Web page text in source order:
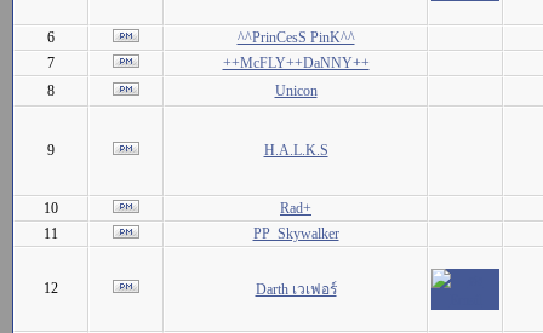
6
^^PrinCesS PinK^^
7
++McFLY++DaNNY++
8
Unicon
9 H.A.L.K.S
10
Rad+
11
PP_Skywalker
12 Darth เวเฟอร์